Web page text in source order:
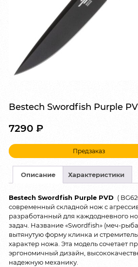
Bestech Swordfish Purple
7290 ₽
Предзаказ
Описание Характеристики
Bestech Swordfish Purple PVD (
современный складной нож с
разработанный для каждодневного
задач. Название «Swordfish» (меч-
вытянутую форму клинка и
характер ножа. Эта модель сочетает
эргономичный дизайн,
надежную механику.